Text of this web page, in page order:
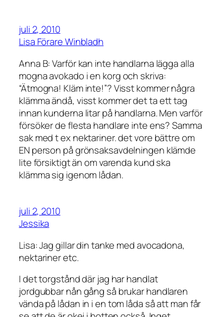
juli 2, 2010
Lisa Förare Winbladh
Anna B: Varför kan inte handlarna lägga alla
mogna avokado i en korg och skriva:
“Ätmogna! Kläm inte!”? Visst kommer några
klämma ändå, visst kommer det ta ett tag
innan kunderna litar på handlarna. Men varför
försöker de flesta handlare inte ens? Samma
sak med t ex nektariner. det vore bättre om
EN person på grönsaksavdelningen klämde
lite försiktigt än om varenda kund ska
klämma sig igenom lådan.
juli 2, 2010
Jessika
Lisa: Jag gillar din tanke med avocadona,
nektariner etc.
I det torgstånd där jag har handlat
jordgubbar nån gång så brukar handlaren
vända på lådan in i en tom låda så att man får